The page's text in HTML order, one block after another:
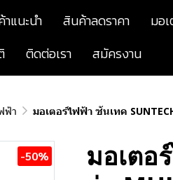
แนะนำ สินค้าลดราคา มอ
ติดต่อเรา สมัครงาน
ฟ้า มอเตอร์ไฟฟ้า ซันเทค
-50%
มอเตอ